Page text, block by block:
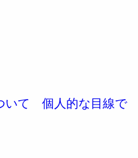
いて 個人的な目線で